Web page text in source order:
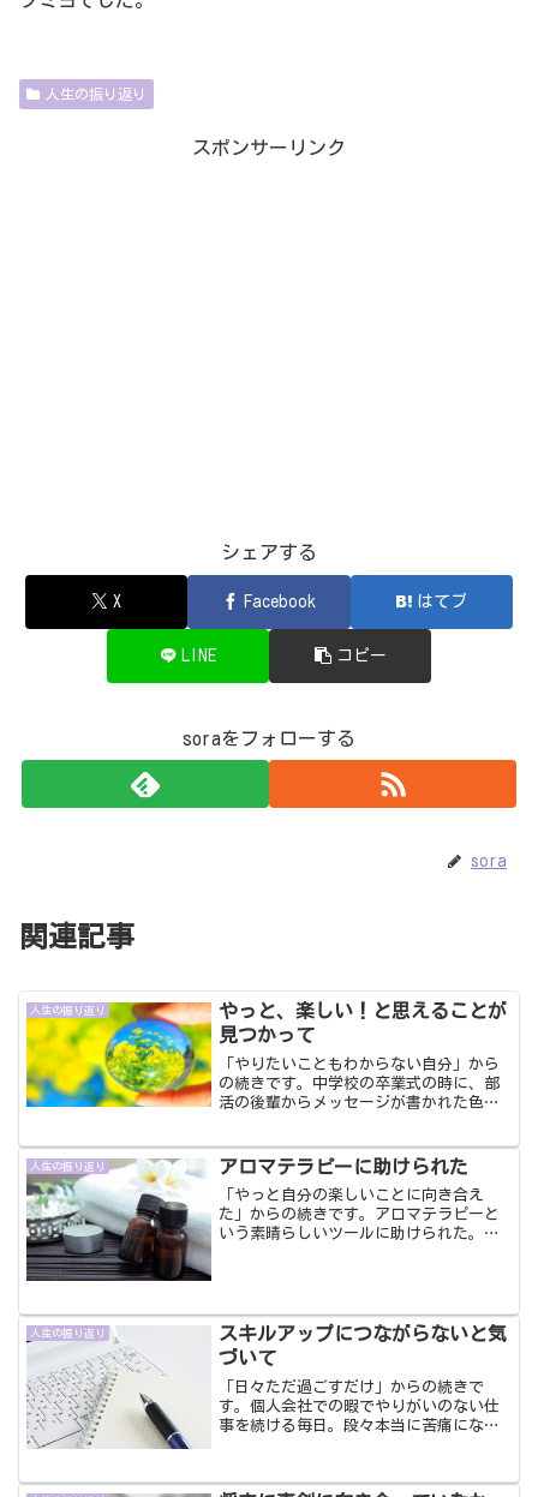
人生の振り返り
スポンサーリンク
シェアする
X Facebook はてブ
LINE コピー
soraをフォローする
sora
関連記事
人生の振り返り
やっと、楽しい！と思えることが
見つかって
「やりたいこともわからない自分」から
の続きです。中学校の卒業式の時に、部
活の後輩からメッセージが書かれた色紙
ージはとっても嬉しいものばかりでし
た。そんな風に私のことを思...
人生の振り返り アロマテラピーに助けられた
「やっと自分の楽しいことに向き合え
た」からの続きです。アロマテラピーと
いう素晴らしいツールに助けられた。充
人生の振り返り
スキルアップにつながらないと気
づいて
「日々ただ過ごすだけ」からの続きで
す。個人会社での暇でやりがいのない仕
事を続ける毎日。段々本当に苦痛になっ
に学ぶこともほとんどない仕事でした。